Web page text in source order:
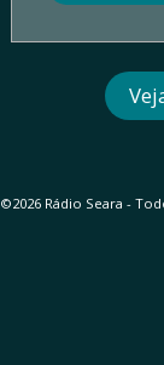
©2026 Rádio Seara -